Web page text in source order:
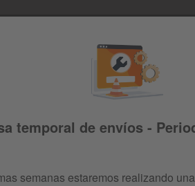
temporal de envíos -
semanas estaremos realizando